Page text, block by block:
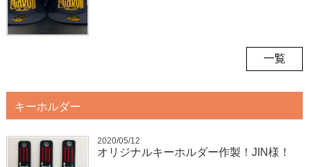
一覧
キーホルダー
2020/05/12
オリジナルキーホルダー作製！JIN様！